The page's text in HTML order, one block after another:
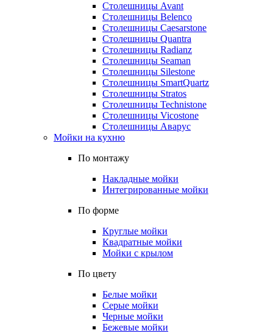
Столешницы Avant
Столешницы Belenco
Столешницы Caesarstone
Столешницы Quantra
Столешницы Radianz
Столешницы Seaman
Столешницы Silestone
Столешницы SmartQuartz
Столешницы Stratos
Столешницы Technistone
Столешницы Vicostone
Столешницы Аварус
Мойки на кухню
По монтажу
Накладные мойки
Интегрированные мойки
По форме
Круглые мойки
Квадратные мойки
Мойки с крылом
По цвету
Белые мойки
Серые мойки
Черные мойки
Бежевые мойки